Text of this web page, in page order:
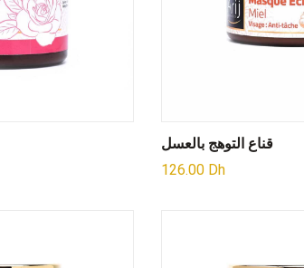
قناع التوهج بالعسل
126.00 Dh